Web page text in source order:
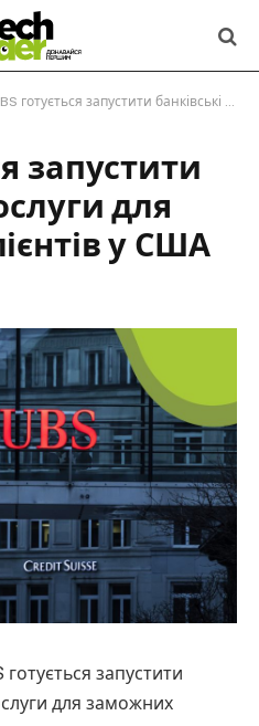
готується запустити банківські послуги для заможних клієнтів у США
запустити
для
у США
запустити
для заможних